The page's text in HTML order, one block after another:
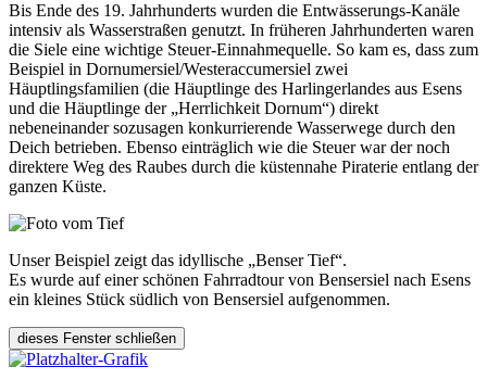
Bis Ende des 19. Jahrhunderts wurden die Entwässerungs-Kanäle
intensiv als Wasserstraßen genutzt. In früheren Jahrhunderten waren
die Siele eine wichtige Steuer-Einnahmequelle. So kam es, dass zum
Beispiel in Dornumersiel/Westeraccumersiel zwei
Häuptlingsfamilien (die Häuptlinge des Harlingerlandes aus Esens
und die Häuptlinge der „Herrlichkeit Dornum“) direkt
nebeneinander sozusagen konkurrierende Wasserwege durch den
Deich betrieben. Ebenso einträglich wie die Steuer war der noch
direktere Weg des Raubes durch die küstennahe Piraterie entlang der
ganzen Küste.
Unser Beispiel zeigt das idyllische „Benser Tief“.
Es wurde auf einer schönen Fahrradtour von Bensersiel nach Esens
ein kleines Stück südlich von Bensersiel aufgenommen.
dieses Fenster schließen